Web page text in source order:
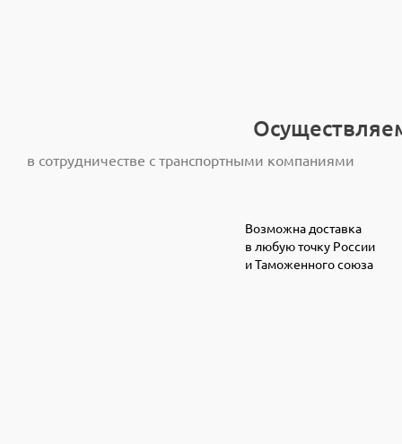
в сотрудничестве с транспортными компаниями
Возможна доставка
в любую точку России
и Таможенного союза